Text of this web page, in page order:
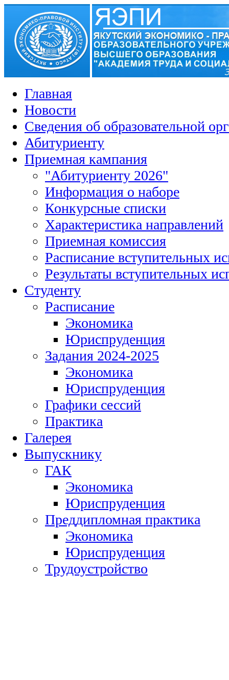
Главная
Новости
Сведения об образовательной
Абитуриенту
Приемная кампания
"Абитуриенту 2026"
Информация о наборе
Конкурсные списки
Характеристика направлений
Приемная комиссия
Расписание вступительных
Результаты вступительных
Студенту
Расписание
Экономика
Юриспруденция
Задания 2024-2025
Экономика
Юриспруденция
Графики сессий
Практика
Галерея
Выпускнику
ГАК
Экономика
Юриспруденция
Преддипломная практика
Экономика
Юриспруденция
Трудоустройство